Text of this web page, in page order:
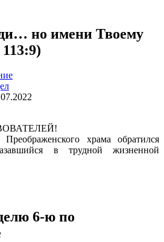
но имени Твоему
храма обратился
в трудной жизненной
6-ю по